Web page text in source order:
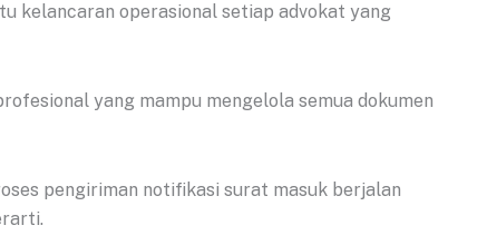
kelancaran operasional setiap advokat yang
yang mampu mengelola semua dokumen
pengiriman notifikasi surat masuk berjalan